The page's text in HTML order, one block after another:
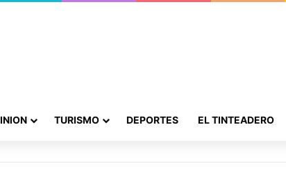
TURISMO DEPORTES EL TINTEADERO